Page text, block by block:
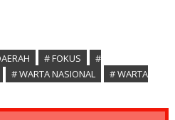
# FOKUS
#
# WARTA NASIONAL
# WARTA